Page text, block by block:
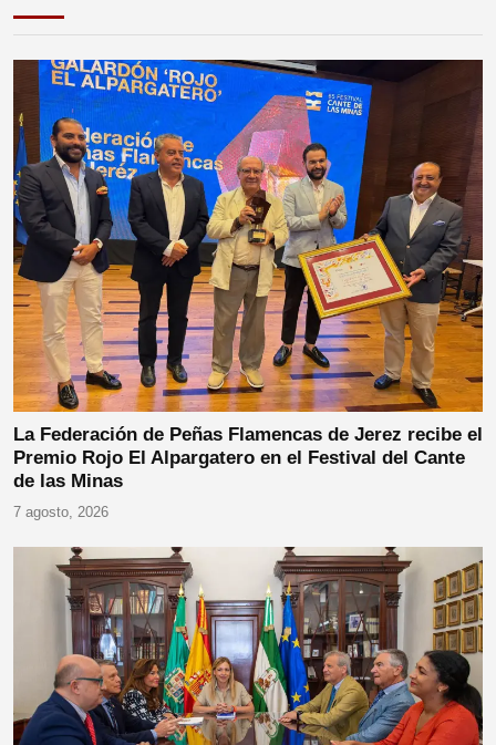
La Federación de Peñas Flamencas de Jerez recibe el
Premio Rojo El Alpargatero en el Festival del Cante
de las Minas
7 agosto, 2026